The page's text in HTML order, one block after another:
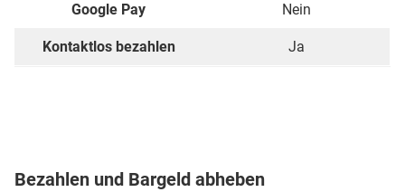
Google Pay Nein
Kontaktlos bezahlen Ja
Bezahlen und Bargeld abheben